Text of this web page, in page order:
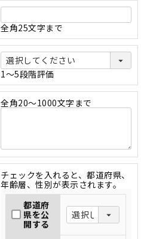
全角25文字まで
1～5段階評価
全角20～1000文字まで
チェックを入れると、都道府県、
年齢層、性別が表示されます。
都道府
県を公
開する